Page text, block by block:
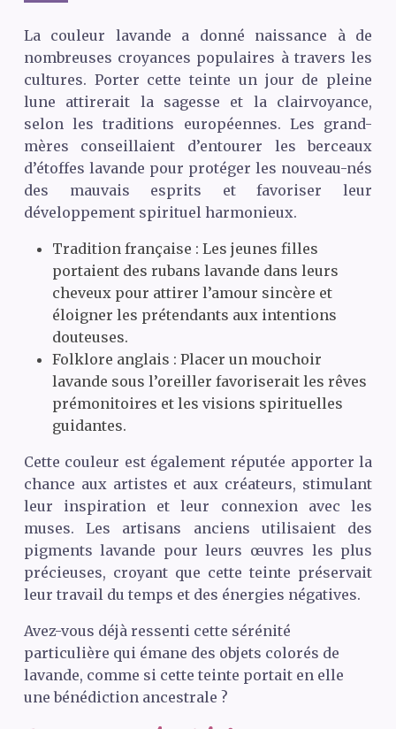
La couleur lavande a donné naissance à de
nombreuses croyances populaires à travers les
cultures. Porter cette teinte un jour de pleine
lune attirerait la sagesse et la clairvoyance,
selon les traditions européennes. Les grand-
mères conseillaient d’entourer les berceaux
d’étoffes lavande pour protéger les nouveau-nés
des mauvais esprits et favoriser leur
développement spirituel harmonieux.
Tradition française : Les jeunes filles
portaient des rubans lavande dans leurs
cheveux pour attirer l’amour sincère et
éloigner les prétendants aux intentions
douteuses.
Folklore anglais : Placer un mouchoir
lavande sous l’oreiller favoriserait les rêves
prémonitoires et les visions spirituelles
guidantes.
Cette couleur est également réputée apporter la
chance aux artistes et aux créateurs, stimulant
leur inspiration et leur connexion avec les
muses. Les artisans anciens utilisaient des
pigments lavande pour leurs œuvres les plus
précieuses, croyant que cette teinte préservait
leur travail du temps et des énergies négatives.
Avez-vous déjà ressenti cette sérénité
particulière qui émane des objets colorés de
lavande, comme si cette teinte portait en elle
une bénédiction ancestrale ?